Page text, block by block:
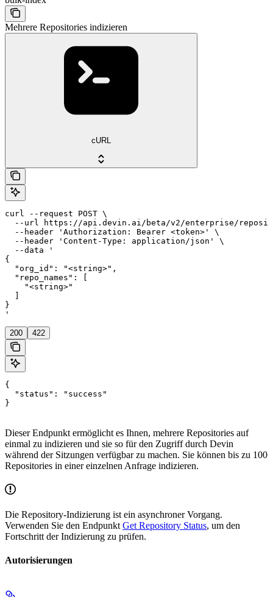
Mehrere Repositories indizieren
cURL
curl --request POST \
--url https://api.devin.ai/beta/v2/enterprise/
  --header 'Authorization: Bearer <token>' \
  --header 'Content-Type: application/json' \
  --data '
{
  "org_id": "<string>",
  "repo_names": [
    "<string>"
  ]
}
'
200 422
{
  "status": "success"
}
Dieser Endpunkt ermöglicht es Ihnen, mehrere Repositories auf
einmal zu indizieren und sie so für den Zugriff durch Devin
während der Sitzungen verfügbar zu machen. Sie können bis zu 100
Repositories in einer einzelnen Anfrage indizieren.
Die Repository-Indizierung ist ein asynchroner Vorgang.
Verwenden Sie den Endpunkt Get Repository Status, um den
Fortschritt der Indizierung zu prüfen.
Autorisierungen